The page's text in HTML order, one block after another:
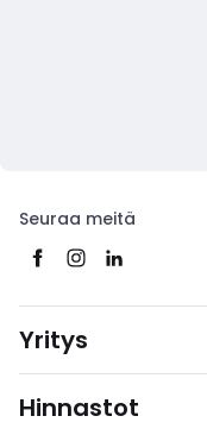
Seuraa meitä
Yritys
Hinnastot